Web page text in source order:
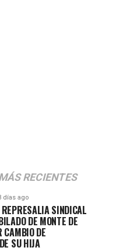
RECIENTES
días ago
REPRESALIA SINDICAL
DE MONTE DE
CAMBIO DE
SU HIJA